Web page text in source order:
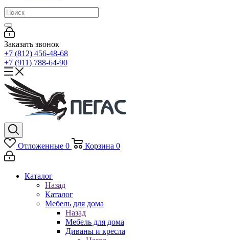
Заказать звонок
+7 (812) 456-48-68
+7 (911) 788-64-90
Отложенные 0 Корзина 0
Каталог
Назад
Каталог
Мебель для дома
Назад
Мебель для дома
Диваны и кресла